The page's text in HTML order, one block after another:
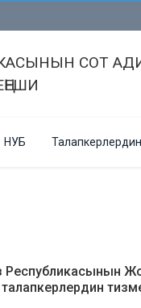
СОТ
НУБ
Республикасынын